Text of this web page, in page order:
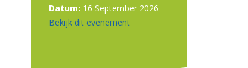
Datum: 16 September 2026
Bekijk dit evenement